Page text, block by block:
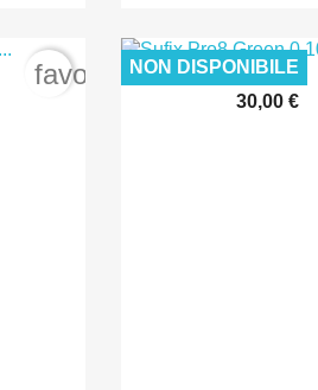
favorite_border
Anteprima
30,00 €
NON DISPONIBILE